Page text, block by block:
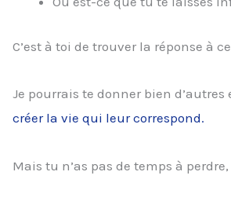
C’est à toi de trouver la réponse à
Je pourrais te donner bien
créer la vie qui leur correspond.
Mais tu n’as pas de temps à